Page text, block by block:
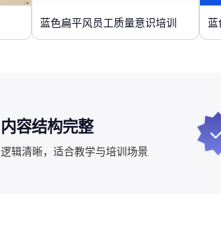
蓝色扁平风员工质量意识培训 蓝
内容结构完整
逻辑清晰，适合教学与培训场景